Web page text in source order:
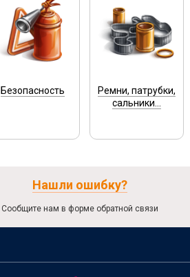
Безопасность
Ремни, патрубки,
сальники...
Нашли ошибку?
Сообщите нам в форме обратной связи